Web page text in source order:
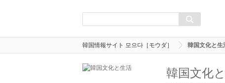
韓国情報サイト 모으다［モウダ］ 韓国文化と生
韓国文化